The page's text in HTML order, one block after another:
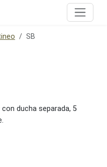
SB
ducha separada, 5